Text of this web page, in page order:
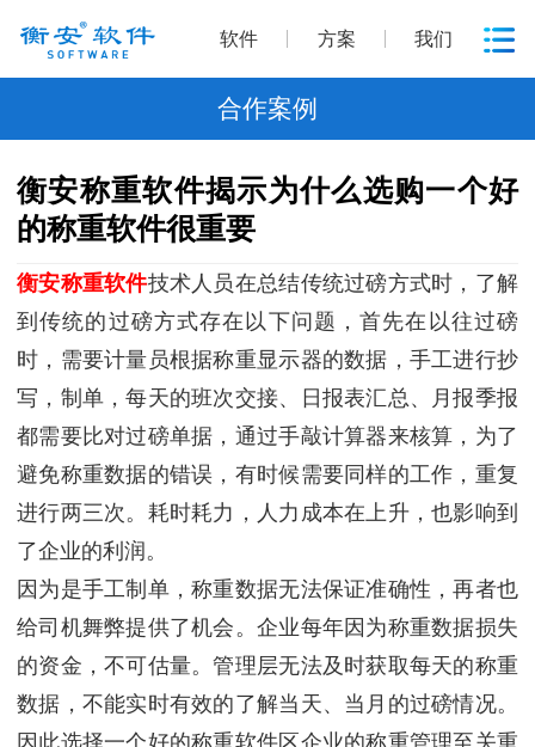
软件 方案 我们
合作案例
衡安称重软件揭示为什么选购一个好
的称重软件很重要
衡安称重软件技术人员在总结传统过磅方式时，了解
到传统的过磅方式存在以下问题，首先在以往过磅
时，需要计量员根据称重显示器的数据，手工进行抄
写，制单，每天的班次交接、日报表汇总、月报季报
都需要比对过磅单据，通过手敲计算器来核算，为了
避免称重数据的错误，有时候需要同样的工作，重复
进行两三次。耗时耗力，人力成本在上升，也影响到
了企业的利润。
因为是手工制单，称重数据无法保证准确性，再者也
给司机舞弊提供了机会。企业每年因为称重数据损失
的资金，不可估量。管理层无法及时获取每天的称重
数据，不能实时有效的了解当天、当月的过磅情况。
因此选择一个好的称重软件区企业的称重管理至关重